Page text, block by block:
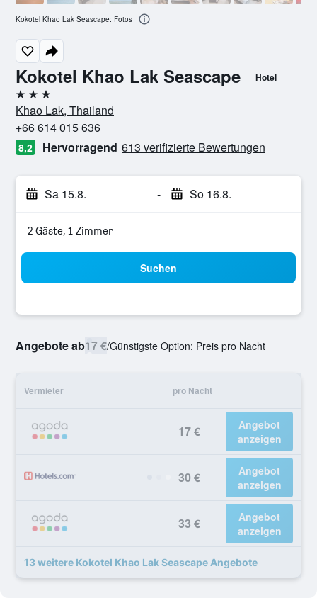
Kokotel Khao Lak Seascape Hotel
3 Sterne
Khao Lak, Thailand
+66 614 015 636
8,2 Hervorragend 613 verifizierte Bewertungen
Sa 15.8. - So 16.8.
2 Gäste, 1 Zimmer
Suchen
Angebote ab17 €/Günstigste Option: Preis pro Nacht
Vermieter pro Nacht
17 €
Angebot
anzeigen
30 €
Angebot
anzeigen
33 €
Angebot
anzeigen
13 weitere Kokotel Khao Lak Seascape Angebote
Kokotel Khao Lak Seascape: Fotos